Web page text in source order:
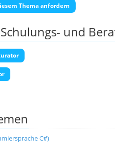
Thema anfordern
und
C#)